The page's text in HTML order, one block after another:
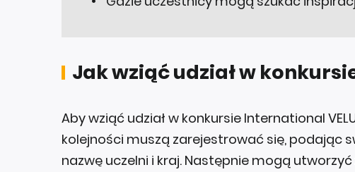
Jak wziąć udział w
Aby wziąć udział w konkursie International
kolejności muszą zarejestrować się, podając
nazwę uczelni i kraj. Następnie mogą